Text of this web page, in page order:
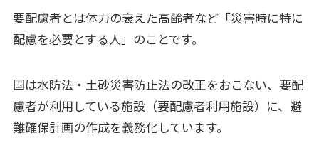
要配慮者とは体力の衰えた高齢者など「災害時に特に
配慮を必要とする人」のことです。
国は水防法・土砂災害防止法の改正をおこない、要配
慮者が利用している施設（要配慮者利用施設）に、避
難確保計画の作成を義務化しています。